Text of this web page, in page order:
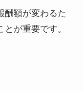
酬額が変わるた
が重要です。